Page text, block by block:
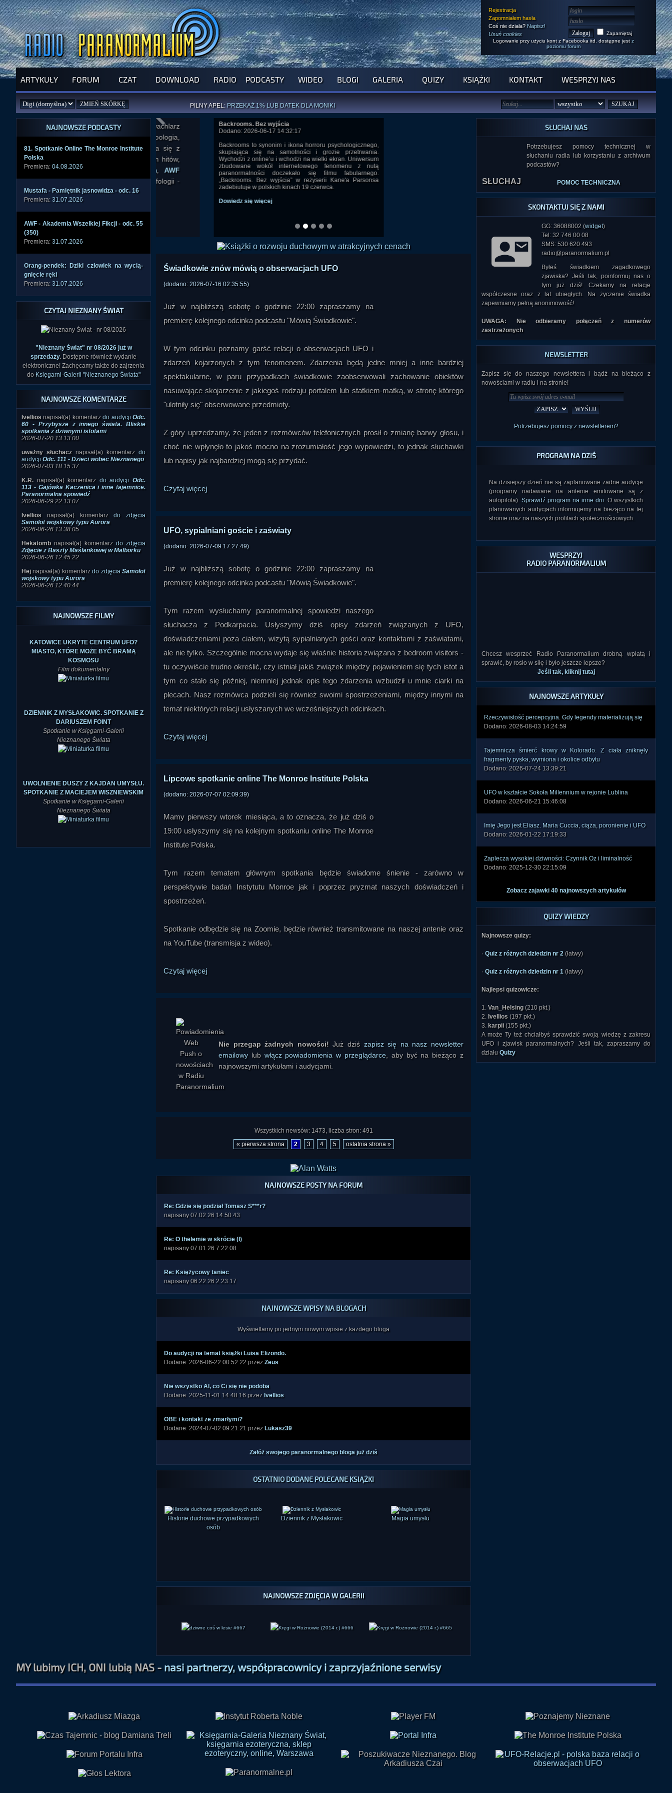
Rejestracja
Zapomniałem hasła
Coś nie działa? Napisz!
Usuń cookies
Zapamiętaj
Logowanie przy użyciu kont z Facebooka itd. dostępne jest z
poziomu forum
ARTYKUŁY FORUM CZAT DOWNLOAD RADIO PODCASTY WIDEO BLOGI GALERIA QUIZY KSIĄŻKI KONTAKT WESPRZYJ NAS
SPRAWDŹ PROGRAM NA NAJBLIŻSZY TYDZIEŃ
PILNY APEL: PRZEKAŻ 1% LUB DATEK DLA MONIKI
PARANORMALNEGO BLOGA
NAJNOWSZE PODCASTY
81. Spotk­anie Onlin­e The Monro­e Insti­tute
Polsk­a
Premiera: 04.08.2026
Musta­fa - Pamię­tnik jasno­widza - odc. 16
Premiera: 31.07.2026
AWF - Akade­mia Wszel­kiej Fikcj­i - odc. 55
(350)
Premiera: 31.07.2026
Orang­-pend­ek: Dziki człow­iek na wycią­
gnięc­ie ręki
Premiera: 31.07.2026
CZYTAJ NIEZNANY ŚWIAT
"Nieznany Świat" nr 08/2026 już w
sprzedaży. Dostępne również wydanie
elektroniczne! Zachęcamy także do zajrzenia
do Księgarni-Galerii "Nieznanego Świata"
NAJNOWSZE KOMENTARZE
Ivellios napisał(a) komentarzdo audycjiOdc.
60 - Przybysze z innego świata. Bliskie
spotkania z dziwnymi istotami
2026-07-20 13:13:00
uważny słuchacz napisał(a) komentarz do
audycji Odc. 111 - Dzieci wobec Nieznanego
2026-07-03 18:15:37
K.R. napisał(a) komentarz do audycjiOdc.
113 - Gajówka Kaczenica i inne tajemnice.
Paranormalna spowiedź
2026-06-29 22:13:07
Ivellios napisał(a) komentarzdo zdjęcia
Samolot wojskowy typu Aurora
2026-06-26 13:38:05
Hekatomb napisał(a) komentarz do zdjęcia
Zdjęcie z Baszty Maślankowej w Malborku
2026-06-26 12:45:22
Hej napisał(a) komentarzdo zdjęciaSamolot
wojskowy typu Aurora
2026-06-26 12:40:44
NAJNOWSZE FILMY
KATOWICE UKRYTE CENTRUM UFO?
MIASTO, KTÓRE MOŻE BYĆ BRAMĄ
KOSMOSU
Film dokumentalny
DZIENNIK Z MYSŁAKOWIC. SPOTKANIE Z
DARIUSZEM FOINT
Spotkanie w Księgarni-Galerii
Nieznanego Świata
UWOLNIENIE DUSZY Z KAJDAN UMYSŁU.
SPOTKANIE Z MACIEJEM WISZNIEWSKIM
Spotkanie w Księgarni-Galerii
Nieznanego Świata
Backrooms. Bez wyjścia
Dodano: 2026-06-17 14:32:17
Backrooms to synonim i ikona horroru psychologicznego,
skupiająca się na samotności i grozie przetrwania.
Wychodzi z online’u i wchodzi na wielki ekran. Uniwersum
zbudowane wokół internetowego fenomenu z nutą
paranormalności doczekało się filmu fabularnego.
„Backrooms. Bez wyjścia” w reżyserii Kane'a Parsonsa
zadebiutuje w polskich kinach 19 czerwca.
Dowiedz się więcej
Zaplecza wysokiej dziwności: Czynnik Oz i liminalność
Dodano: 2026-01-06 18:14:01
Czynnik Oz i liminalność to dwa fascynujące zjawiska,
które łączą się w opowieściach o doświadczeniach
paranormalnych. Oba te zjawiska ukazują, jak bliskie są
sobie stany oderwania od codzienności, budząc
artykułudowiesz się, na czym polegają oba fenomeny
Świadkowie znów mówią o obserwacjach UFO
(dodano: 2026-07-16 02:35:55)
Już w najbliższą sobotę o godzinie 22:00 zapraszamy na
premierę kolejnego odcinka podcastu "Mówią Świadkowie".
W tym odcinku poznamy garść relacji o obserwacjach UFO i
zdarzeń kojarzonych z tym fenomenem. Zdarzenia będą jedne mniej a inne bardziej
spektakularne, w paru przypadkach świadkowie zaobserwowali zachowanie obiektów
nasuwające skojarzenie z jakiegoś rodzaju portalem lub statkiem-matką, w stronę którego
"ulotniły się" obserwowane przedmioty.
Z góry uprzedzamy, że jeden z rozmówców telefonicznych prosił o zmianę barwy głosu, i
choć nie wpłynęło to jakoś mocno na zrozumiałość jego wypowiedzi, to jednak słuchawki
lub napisy jak najbardziej mogą się przydać.
Czytaj więcej
UFO, sypialniani goście i zaświaty
(dodano: 2026-07-09 17:27:49)
Już w najbliższą sobotę o godzinie 22:00 zapraszamy na
premierę kolejnego odcinka podcastu "Mówią Świadkowie".
Tym razem wysłuchamy paranormalnej spowiedzi naszego
słuchacza z Podkarpacia. Usłyszymy dziś opisy zdarzeń związanych z UFO,
doświadczeniami poza ciałem, wizytą sypialnianych gości oraz kontaktami z zaświatami,
ale nie tylko. Szczególnie mocna wydaje się właśnie historia związana z bedroom visitors -
tu oczywiście trudno określić, czy istniał jakiś związek między pojawieniem się tych istot a
tym co stało się później, niemniej jednak opis tego zdarzenia wzbudził u mnie ciarki na
plecach. Nasz rozmówca podzieli się również swoimi spostrzeżeniami, między innymi na
temat niektórych relacji usłyszanych we wcześniejszych odcinkach.
Czytaj więcej
Lipcowe spotkanie online The Monroe Institute Polska
(dodano: 2026-07-07 02:09:39)
Mamy pierwszy wtorek miesiąca, a to oznacza, że już dziś o
19:00 usłyszymy się na kolejnym spotkaniu online The Monroe
Institute Polska.
Tym razem tematem głównym spotkania będzie świadome śnienie - zarówno w
perspektywie badań Instytutu Monroe jak i poprzez pryzmat naszych doświadczeń i
spostrzeżeń.
Spotkanie odbędzie się na Zoomie, będzie również transmitowane na naszej antenie oraz
na YouTube (transmisja z wideo).
Czytaj więcej
Nie przegap żadnych nowości! Już dziś zapisz się na nasz newsletter
emailowy lub włącz powiadomienia w przeglądarce , aby być na bieżąco z
najnowszymi artykułami i audycjami.
Wszystkich newsów: 1473, liczba stron: 491
« pierwsza strona
2 3 4 5 ostatnia strona »
NAJNOWSZE POSTY NA FORUM
Re: Gdzie się podział Tomasz S***r?
napisany 07.02.26 14:50:43
Re: O thelemie w skrócie (I)
napisany 07.01.26 7:22:08
Re: Księżycowy taniec
napisany 06.22.26 2:23:17
NAJNOWSZE WPISY NA BLOGACH
Wyświetlamy po jednym nowym wpisie z każdego bloga
Do audycji na temat książki Luisa Elizondo.
Dodane: 2026-06-22 00:52:22 przez Zeus
Nie wszystko AI, co Ci się nie podoba
Dodane: 2025-11-01 14:48:16 przez Ivellios
OBE i kontakt ze zmarłymi?
Dodane: 2024-07-02 09:21:21 przez Lukasz39
Załóż swojego paranormalnego bloga już dziś
OSTATNIO DODANE POLECANE KSIĄŻKI
Historie duchowe przypadkowych
osób
Dziennik z Mysłakowic Magia umysłu
NAJNOWSZE ZDJĘCIA W GALERII
SŁUCHAJ NAS
SŁUCHAJ
Potrzebujesz pomocy technicznej w
słuchaniu radia lub korzystaniu z archiwum
podcastów?
POMOC TECHNICZNA
SKONTAKTUJ SIĘ Z NAMI
GG: 36088002 (widget)
Tel: 32 746 00 08
SMS: 530 620 493
radio@paranormalium.pl
Byłeś świadkiem zagadkowego
zjawiska? Jeśli tak, poinformuj nas o
tym już dziś! Czekamy na relacje
współczesne oraz z lat ubiegłych. Na życzenie świadka
zapewniamy pełną anonimowość!
UWAGA: Nie odbieramy połączeń z numerów
zastrzeżonych
NEWSLETTER
Zapisz się do naszego newslettera i bądź na bieżąco z
nowościami w radiu i na stronie!
Potrzebujesz pomocy z newsletterem?
PROGRAM NA DZIŚ
Na dzisiejszy dzień nie są zaplanowane żadne audycje
(programy nadawane na antenie emitowane są z
autopilota). Sprawdź program na inne dni. O wszystkich
planowanych audycjach informujemy na bieżąco na tej
stronie oraz na naszych profilach społecznościowych.
WESPRZYJ
RADIO PARANORMALIUM
Chcesz wesprzeć Radio Paranormalium drobną wpłatą i
sprawić, by rosło w siłę i było jeszcze lepsze?
Jeśli tak, kliknij tutaj
NAJNOWSZE ARTYKUŁY
Rzeczywistość percepcyjna. Gdy legendy materializują się
Dodano: 2026-08-03 14:24:59
Tajemnicza śmierć krowy w Kolorado. Z ciała zniknęły
fragmenty pyska, wymiona i okolice odbytu
Dodano: 2026-07-24 13:39:21
UFO w kształcie Sokoła Millennium w rejonie Lublina
Dodano: 2026-06-21 15:46:08
Imię Jego jest Eliasz. Maria Cuccia, ciąża, poronienie i UFO
Dodano: 2026-01-22 17:19:33
Zaplecza wysokiej dziwności: Czynnik Oz i liminalność
Dodano: 2025-12-30 22:15:09
Zobacz zajawki 40 najnowszych artykułów
QUIZY WIEDZY
Najnowsze quizy:
· Quiz z różnych dziedzin nr 2 (łatwy)
· Quiz z różnych dziedzin nr 1 (łatwy)
Najlepsi quizowicze:
1. Van_Helsing (210 pkt.)
2. Ivellios (197 pkt.)
3. karpii (155 pkt.)
A może Ty też chciałbyś sprawdzić swoją wiedzę z zakresu
UFO i zjawisk paranormalnych? Jeśli tak, zapraszamy do
działu Quizy
MY lubimy ICH, ONI lubią NAS -nasi partnerzy, współpracownicy i zaprzyjaźnione serwisy